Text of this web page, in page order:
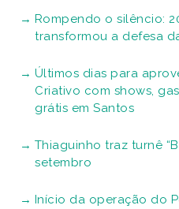
Rompendo o silêncio:
transformou a defesa
Últimos dias para
Criativo com shows,
grátis em Santos
Thiaguinho traz turnê
setembro
Início da operação do